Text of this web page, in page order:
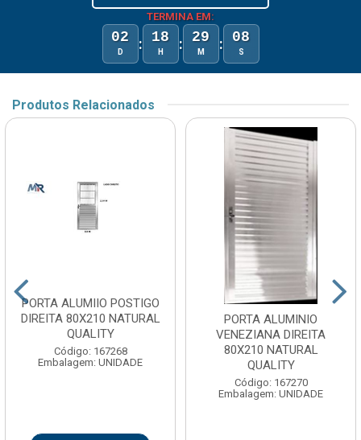
TERMINA EM:
02
D : 18
H : 29
M : 08
S
Produtos Relacionados
PORTA ALUMIIO POSTIGO
DIREITA 80X210 NATURAL
QUALITY
Código: 167268
Embalagem: UNIDADE
PORTA ALUMINIO
VENEZIANA DIREITA
80X210 NATURAL
QUALITY
Código: 167270
Embalagem: UNIDADE